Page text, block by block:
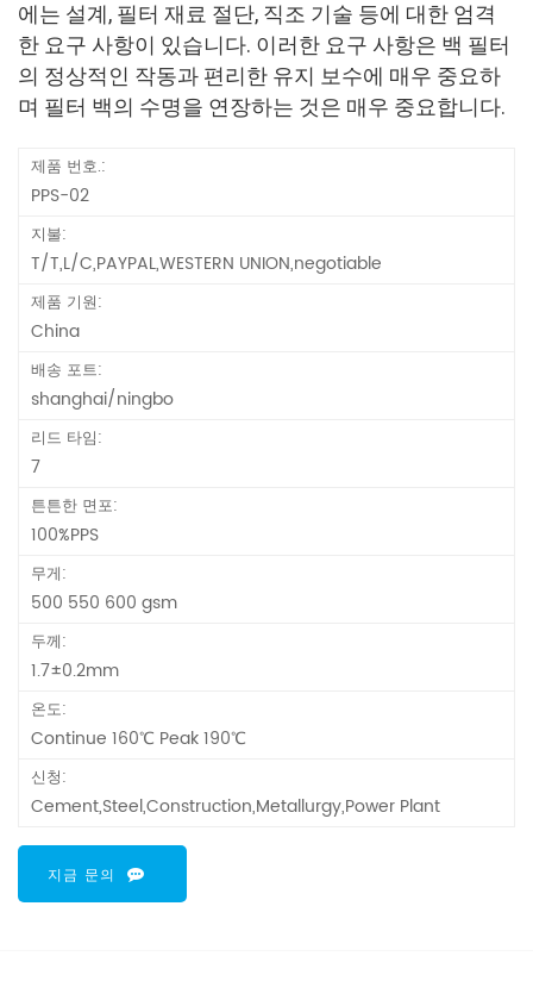
에는 설계, 필터 재료 절단, 직조 기술 등에 대한 엄격
한 요구 사항이 있습니다. 이러한 요구 사항은 백 필터
의 정상적인 작동과 편리한 유지 보수에 매우 중요하
며 필터 백의 수명을 연장하는 것은 매우 중요합니다.
제품 번호.:
PPS-02
지불:
T/T,L/C,PAYPAL,WESTERN UNION,negotiable
제품 기원:
China
배송 포트:
shanghai/ningbo
리드 타임:
7
튼튼한 면포:
100%PPS
무게:
500 550 600 gsm
두께:
1.7±0.2mm
온도:
Continue 160℃ Peak 190℃
신청:
Cement,Steel,Construction,Metallurgy,Power Plant
지금 문의